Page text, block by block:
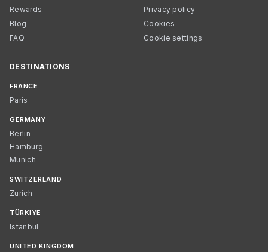
Rewards
Blog
FAQ
Privacy policy
Cookies
Cookie settings
DESTINATIONS
FRANCE
Paris
GERMANY
Berlin
Hamburg
Munich
SWITZERLAND
Zurich
TÜRKIYE
Istanbul
UNITED KINGDOM